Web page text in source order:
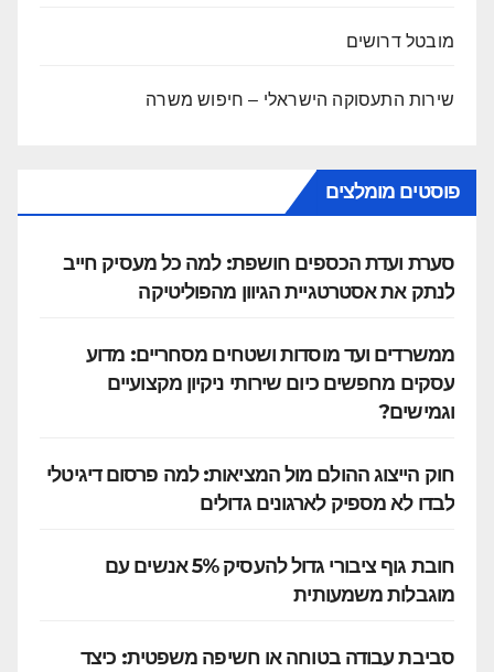
מובטל דרושים
שירות התעסוקה הישראלי – חיפוש משרה
פוסטים מומלצים
סערת ועדת הכספים חושפת: למה כל מעסיק חייב
לנתק את אסטרטגיית הגיוון מהפוליטיקה
ממשרדים ועד מוסדות ושטחים מסחריים: מדוע
עסקים מחפשים כיום שירותי ניקיון מקצועיים
וגמישים?
חוק הייצוג ההולם מול המציאות: למה פרסום דיגיטלי
לבדו לא מספיק לארגונים גדולים
חובת גוף ציבורי גדול להעסיק 5% אנשים עם
מוגבלות משמעותית
סביבת עבודה בטוחה או חשיפה משפטית: כיצד